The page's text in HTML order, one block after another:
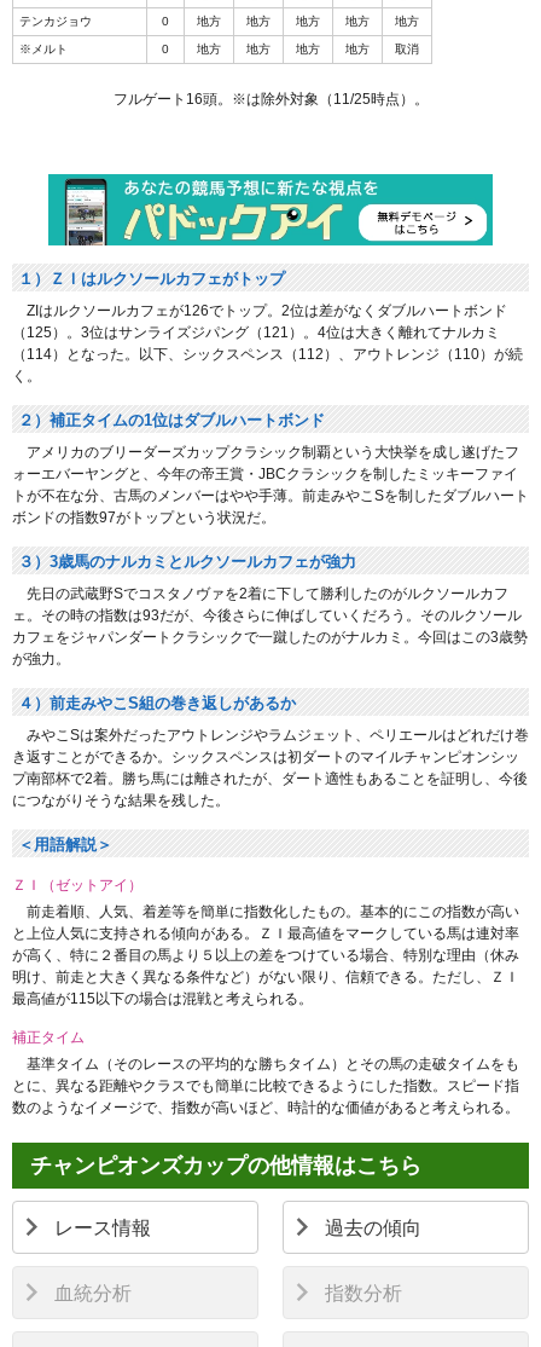
テンカジョウ 0 地方 地方 地方 地方 地方
※メルト 0 地方 地方 地方 地方 取消
フルゲート16頭。※は除外対象（11/25時点）。
１）ＺＩはルクソールカフェがトップ
ZIはルクソールカフェが126でトップ。2位は差がなくダブルハートボンド
（125）。3位はサンライズジパング（121）。4位は大きく離れてナルカミ
（114）となった。以下、シックスペンス（112）、アウトレンジ（110）が続
く。
２）補正タイムの1位はダブルハートボンド
アメリカのブリーダーズカップクラシック制覇という大快挙を成し遂げたフ
ォーエバーヤングと、今年の帝王賞・JBCクラシックを制したミッキーファイ
トが不在な分、古馬のメンバーはやや手薄。前走みやこSを制したダブルハート
ボンドの指数97がトップという状況だ。
３）3歳馬のナルカミとルクソールカフェが強力
先日の武蔵野Sでコスタノヴァを2着に下して勝利したのがルクソールカフ
ェ。その時の指数は93だが、今後さらに伸ばしていくだろう。そのルクソール
カフェをジャパンダートクラシックで一蹴したのがナルカミ。今回はこの3歳勢
が強力。
４）前走みやこS組の巻き返しがあるか
みやこSは案外だったアウトレンジやラムジェット、ペリエールはどれだけ巻
き返すことができるか。シックスペンスは初ダートのマイルチャンピオンシッ
プ南部杯で2着。勝ち馬には離されたが、ダート適性もあることを証明し、今後
につながりそうな結果を残した。
＜用語解説＞
ＺＩ（ゼットアイ）
前走着順、人気、着差等を簡単に指数化したもの。基本的にこの指数が高い
と上位人気に支持される傾向がある。ＺＩ最高値をマークしている馬は連対率
が高く、特に２番目の馬より５以上の差をつけている場合、特別な理由（休み
明け、前走と大きく異なる条件など）がない限り、信頼できる。ただし、ＺＩ
最高値が115以下の場合は混戦と考えられる。
補正タイム
基準タイム（そのレースの平均的な勝ちタイム）とその馬の走破タイムをも
とに、異なる距離やクラスでも簡単に比較できるようにした指数。スピード指
数のようなイメージで、指数が高いほど、時計的な価値があると考えられる。
チャンピオンズカップの他情報はこちら
レース情報 過去の傾向
血統分析 指数分析